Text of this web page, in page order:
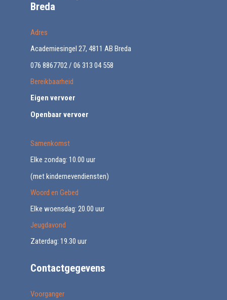
Breda
Adres
Academiesingel 27, 4811 AB Breda
076 8867702 / 06 313 04 558
Bereikbaarheid
Eigen vervoer
Openbaar vervoer
Samenkomst
Elke zondag: 10.00 uur
(met kindernevendiensten)
Woord en Gebed
Elke woensdag: 20.00 uur
Jeugdavond
Zaterdag: 19.30 uur
Contactgegevens
Voorganger